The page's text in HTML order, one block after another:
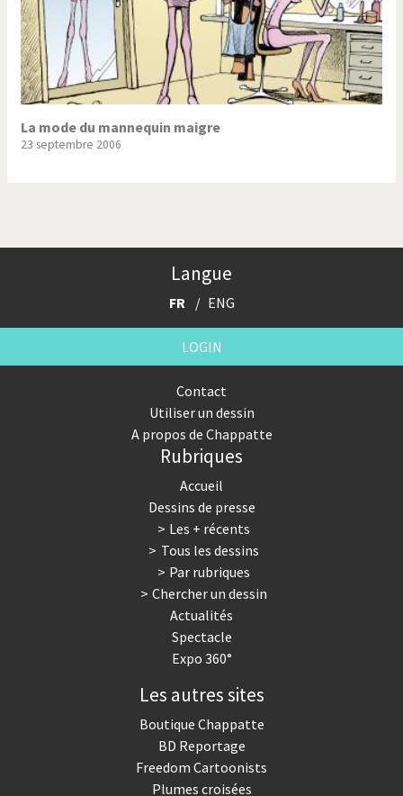
La mode du mannequin maigre
23 septembre 2006
Langue
FR ENG
LOGIN
Contact
Utiliser un dessin
A propos de Chappatte
Rubriques
Accueil
Dessins de presse
Les + récents
Tous les dessins
Par rubriques
Chercher un dessin
Actualités
Spectacle
Expo 360°
Les autres sites
Boutique Chappatte
BD Reportage
Freedom Cartoonists
Plumes croisées